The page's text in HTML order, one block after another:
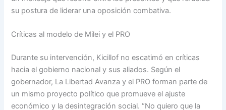
su postura de liderar una oposición combativa.
Críticas al modelo de Milei y el PRO
Durante su intervención, Kicillof no escatimó en críticas
hacia el gobierno nacional y sus aliados. Según el
gobernador, La Libertad Avanza y el PRO forman parte de
un mismo proyecto político que promueve el ajuste
económico y la desintegración social. “No quiero que la